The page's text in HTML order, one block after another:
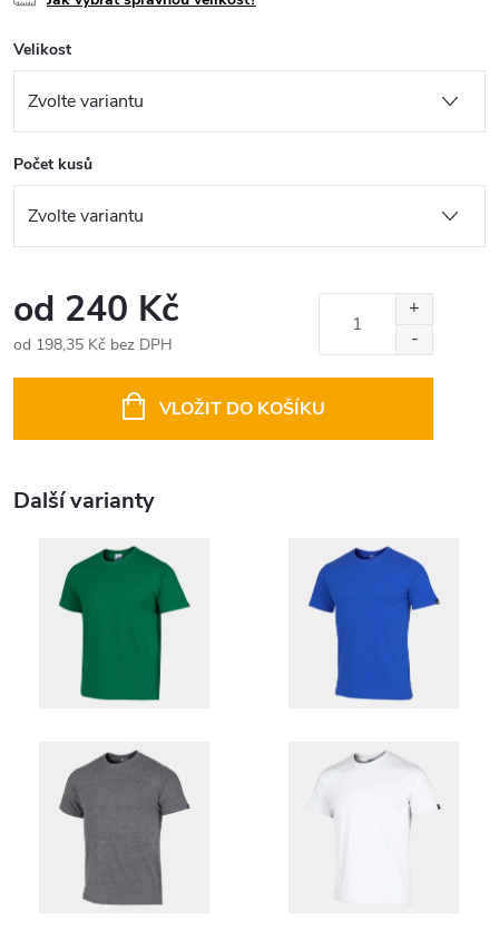
Velikost
Počet kusů
od 240 Kč
od 198,35 Kč bez DPH
VLOŽIT DO KOŠÍKU
Další varianty